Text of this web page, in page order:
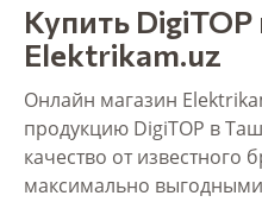
Купить
Elektrikam.uz
Онлайн магазин
продукцию DigiTOP в
качество от известного
максимально